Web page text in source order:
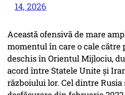
14, 2026
Această ofensivă de mare
momentul în care o cale către
deschis în Orientul Mijlociu,
acord între Statele Unite şi
războiului lor. Cel dintre